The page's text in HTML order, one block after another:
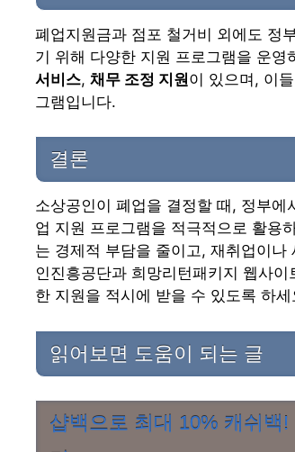
폐업지원금과 점포 철거비 외에도 정
기 위해 다양한 지원 프로그램을 운영
서비스, 채무 조정 지원이 있으며, 이
그램입니다.
결론
소상공인이 폐업을 결정할 때, 정부
업 지원 프로그램을 적극적으로 활용
는 경제적 부담을 줄이고, 재취업이
인진흥공단과 희망리턴패키지 웹사
한 지원을 적시에 받을 수 있도록 하세
읽어보면 도움이 되는 글
샵백으로 최대 10% 캐쉬백